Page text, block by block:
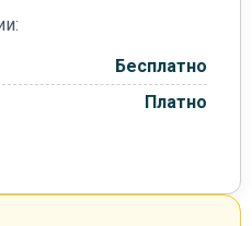
Бесплатно
Платно